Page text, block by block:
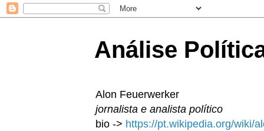
Análise
Alon Feuerwerker
jornalista e analista político
bio -> https://pt.wikipedia.org/wiki/